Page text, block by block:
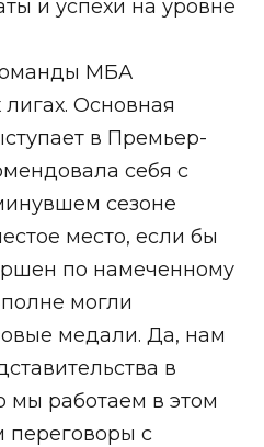
и успехи на уровне
МБА
лигах. Основная
в Премьер-
себя с
сезоне
место, если бы
по намеченному
могли
медали. Да, нам
в
мы работаем в этом
переговоры с